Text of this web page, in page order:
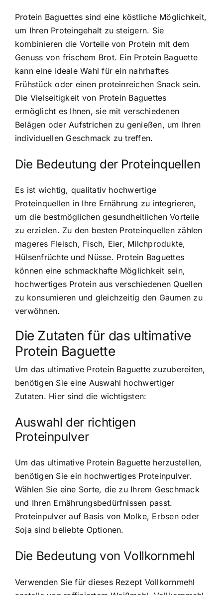
Protein Baguettes sind eine köstliche Möglichkeit,
um Ihren Proteingehalt zu steigern. Sie
kombinieren die Vorteile von Protein mit dem
Genuss von frischem Brot. Ein Protein Baguette
kann eine ideale Wahl für ein nahrhaftes
Frühstück oder einen proteinreichen Snack sein.
Die Vielseitigkeit von Protein Baguettes
ermöglicht es Ihnen, sie mit verschiedenen
Belägen oder Aufstrichen zu genießen, um Ihren
individuellen Geschmack zu treffen.
Die Bedeutung der Proteinquellen
Es ist wichtig, qualitativ hochwertige
Proteinquellen in Ihre Ernährung zu integrieren,
um die bestmöglichen gesundheitlichen Vorteile
zu erzielen. Zu den besten Proteinquellen zählen
mageres Fleisch, Fisch, Eier, Milchprodukte,
Hülsenfrüchte und Nüsse. Protein Baguettes
können eine schmackhafte Möglichkeit sein,
hochwertiges Protein aus verschiedenen Quellen
zu konsumieren und gleichzeitig den Gaumen zu
verwöhnen.
Die Zutaten für das ultimative
Protein Baguette
Um das ultimative Protein Baguette zuzubereiten,
benötigen Sie eine Auswahl hochwertiger
Zutaten. Hier sind die wichtigsten:
Auswahl der richtigen
Proteinpulver
Um das ultimative Protein Baguette herzustellen,
benötigen Sie ein hochwertiges Proteinpulver.
Wählen Sie eine Sorte, die zu Ihrem Geschmack
und Ihren Ernährungsbedürfnissen passt.
Proteinpulver auf Basis von Molke, Erbsen oder
Soja sind beliebte Optionen.
Die Bedeutung von Vollkornmehl
Verwenden Sie für dieses Rezept Vollkornmehl